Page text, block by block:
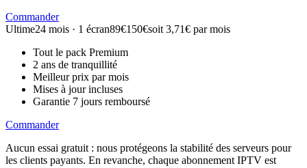
Commander
Ultime24 mois · 1 écran89€150€soit 3,71€ par mois
Tout le pack Premium
2 ans de tranquillité
Meilleur prix par mois
Mises à jour incluses
Garantie 7 jours remboursé
Commander
Aucun essai gratuit : nous protégeons la stabilité des serveurs pour
les clients payants. En revanche, chaque abonnement IPTV est